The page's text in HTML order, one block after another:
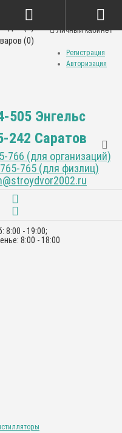
Личный кабинет
Регистрация
Авторизация
(0)
505 Энгельс
242 Саратов
766 (для организаций)
765 (для физлиц)
8:00 - 19:00;
8:00 - 18:00